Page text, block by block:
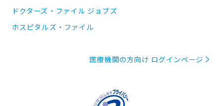
ドクターズ・ファイル ジョブズ
ホスピタルズ・ファイル
医療機関の方向け ログインページ